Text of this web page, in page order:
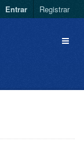
Entrar Registrar